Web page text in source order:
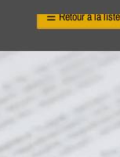
☰Retour à la